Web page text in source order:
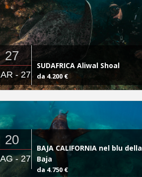
27
- 27
SUDAFRICA Aliwal Shoal
da 4.200 €
20
- 27
BAJA CALIFORNIA nel blu della
Baja
da 4.750 €